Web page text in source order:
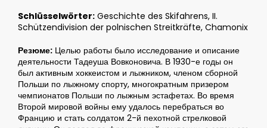
Schlüsselwörter: Geschichte des Skifahrens, II.
Schützendivision der polnischen Streitkräfte, Chamonix
Резюме: Целью работы было исследование и описание
деятельности Тадеуша Вовконовича. В 1930-е годы он
был активным хоккеистом и лыжником, членом сборной
Польши по лыжному спорту, многократным призером
чемпионатов Польши по лыжным эстафетах. Во время
Второй мировой войны ему удалось перебраться во
Францию и стать солдатом 2-й пехотной стрелковой